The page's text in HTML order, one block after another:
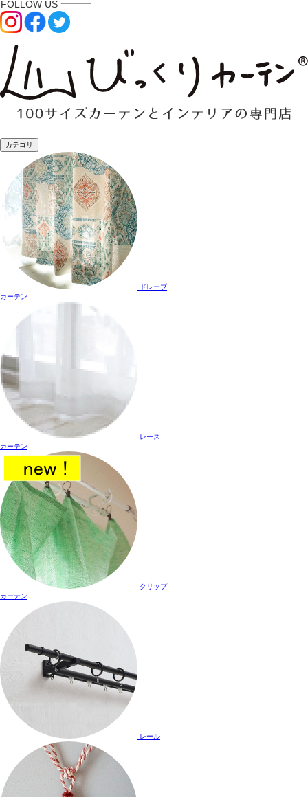
カテゴリ
ドレープ
カーテン
レース
カーテン
クリップ
カーテン
レール